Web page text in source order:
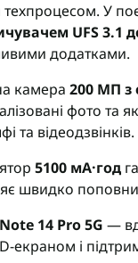
У
UFS 3.1
додатками.
камера 200 МП з
фото та
та відеодзвінків.
5100 мА·год
швидко
14 Pro 5G —
екраном і